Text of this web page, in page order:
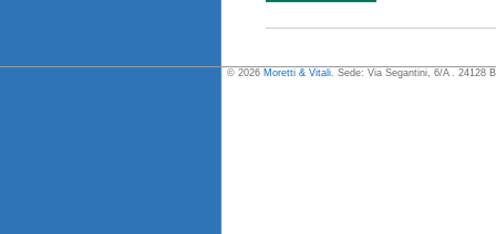
© 2026 Moretti & Vitali. Sede: Via Segantini, 6/A . 24128